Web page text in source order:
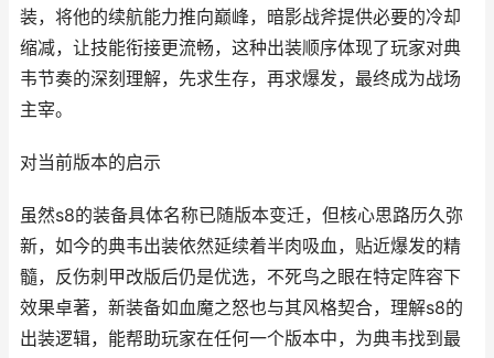
装，将他的续航能力推向巅峰，暗影战斧提供必要的冷却
缩减，让技能衔接更流畅，这种出装顺序体现了玩家对典
韦节奏的深刻理解，先求生存，再求爆发，最终成为战场
主宰。
对当前版本的启示
虽然s8的装备具体名称已随版本变迁，但核心思路历久弥
新，如今的典韦出装依然延续着半肉吸血，贴近爆发的精
髓，反伤刺甲改版后仍是优选，不死鸟之眼在特定阵容下
效果卓著，新装备如血魔之怒也与其风格契合，理解s8的
出装逻辑，能帮助玩家在任何一个版本中，为典韦找到最